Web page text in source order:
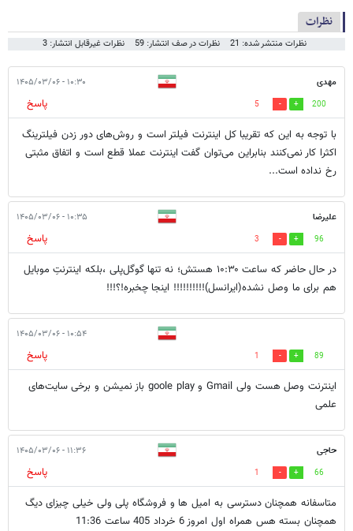
نظرات
نظرات منتشر شده: 21 نظرات در صف انتشار: 59 نظرات غیرقابل انتشار: 3
مهدی ۱۰:۳۰ - ۱۴۰۵/۰۳/۰۶
200
5
پاسخ
با توجه به این که تقریبا کل اینترنت فیلتر است و روش‌های دور زدن فیلترینگ
اکثرا کار نمی‌کنند بنابراین می‌توان گفت اینترنت عملا قطع است و اتفاق مثبتی
رخ نداده است...
علیرضا ۱۰:۳۵ - ۱۴۰۵/۰۳/۰۶
96
3
پاسخ
در حال حاضر که ساعت ۱۰:۳۰ هستش؛ نه تنها گوگل‌پلی ،بلکه اینترنتِ موبایل
هم برای ما وصل نشده(ایرانسل)!!!!!!!!!! اینجا چخبره!؟!!!
۱۰:۵۴ - ۱۴۰۵/۰۳/۰۶
89
1
پاسخ
اینترنت وصل هست ولی Gmail و goole play باز نمیشن و برخی سایت‌های
علمی
حاجی ۱۱:۳۶ - ۱۴۰۵/۰۳/۰۶
66
1
پاسخ
متاسفانه همچنان دسترسی به امیل ها و فروشگاه پلی ولی خیلی چیزای دیگ
همچنان بسته هس همراه اول امروز 6 خرداد 405 ساعت 11:36